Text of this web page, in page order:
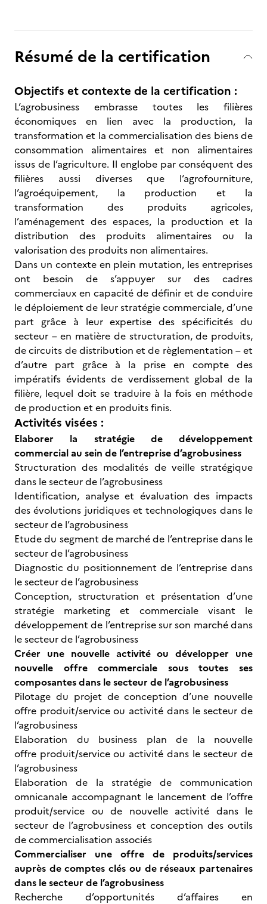
Résumé de la certification
Objectifs et contexte de la certification :
L’agrobusiness embrasse toutes les filières
économiques en lien avec la production, la
transformation et la commercialisation des biens de
consommation alimentaires et non alimentaires
issus de l’agriculture. Il englobe par conséquent des
filières aussi diverses que l‘agrofourniture,
l’agroéquipement, la production et la
transformation des produits agricoles,
l’aménagement des espaces, la production et la
distribution des produits alimentaires ou la
valorisation des produits non alimentaires.
Dans un contexte en plein mutation, les entreprises
ont besoin de s’appuyer sur des cadres
commerciaux en capacité de définir et de conduire
le déploiement de leur stratégie commerciale, d’une
part grâce à leur expertise des spécificités du
secteur – en matière de structuration, de produits,
de circuits de distribution et de règlementation – et
d’autre part grâce à la prise en compte des
impératifs évidents de verdissement global de la
filière, lequel doit se traduire à la fois en méthode
de production et en produits finis.
Activités visées :
Elaborer la stratégie de développement
commercial au sein de l’entreprise d’agrobusiness
Structuration des modalités de veille stratégique
dans le secteur de l’agrobusiness
Identification, analyse et évaluation des impacts
des évolutions juridiques et technologiques dans le
secteur de l’agrobusiness
Etude du segment de marché de l’entreprise dans le
secteur de l’agrobusiness
Diagnostic du positionnement de l’entreprise dans
le secteur de l’agrobusiness
Conception, structuration et présentation d’une
stratégie marketing et commerciale visant le
développement de l’entreprise sur son marché dans
le secteur de l’agrobusiness
Créer une nouvelle activité ou développer une
nouvelle offre commerciale sous toutes ses
composantes dans le secteur de l’agrobusiness
Pilotage du projet de conception d’une nouvelle
offre produit/service ou activité dans le secteur de
l’agrobusiness
Elaboration du business plan de la nouvelle
offre produit/service ou activité dans le secteur de
l’agrobusiness
Elaboration de la stratégie de communication
omnicanale accompagnant le lancement de l’offre
produit/service ou de nouvelle activité dans le
secteur de l’agrobusiness et conception des outils
de commercialisation associés
Commercialiser une offre de produits/services
auprès de comptes clés ou de réseaux partenaires
dans le secteur de l’agrobusiness
Recherche d’opportunités d’affaires en